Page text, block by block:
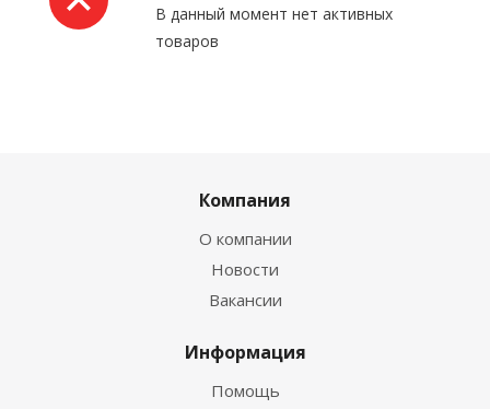
В данный момент нет активных
товаров
Компания
О компании
Новости
Вакансии
Информация
Помощь